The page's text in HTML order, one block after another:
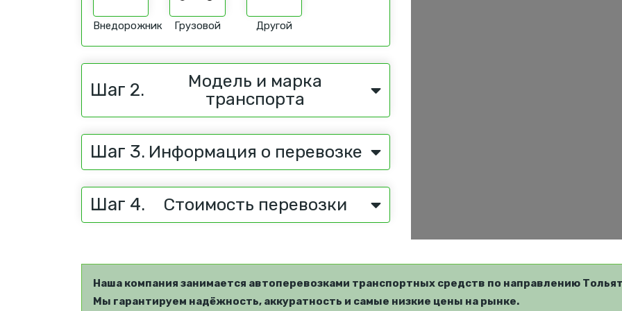
Внедорожник Грузовой Другой
Шаг 2.
Модель и марка
транспорта
Шаг 3. Информация о перевозке
Шаг 4. Стоимость перевозки
Наша компания занимается автоперевозками транспортных средств по направлению
Мы гарантируем надёжность, аккуратность и самые низкие цены на рынке.